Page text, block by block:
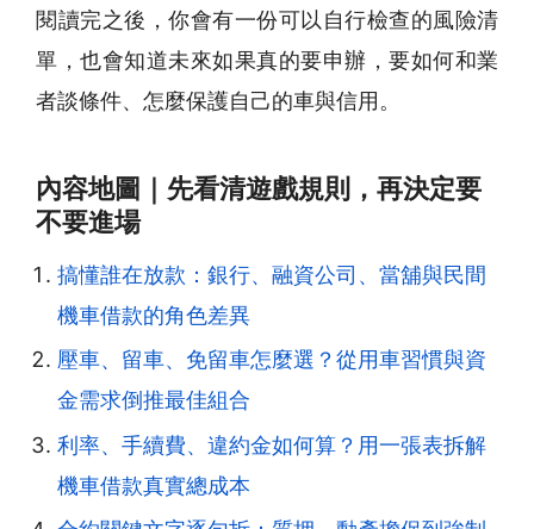
閱讀完之後，你會有一份可以自行檢查的風險清
單，也會知道未來如果真的要申辦，要如何和業
者談條件、怎麼保護自己的車與信用。
內容地圖｜先看清遊戲規則，再決定要
不要進場
搞懂誰在放款：銀行、融資公司、當舖與民間
機車借款的角色差異
壓車、留車、免留車怎麼選？從用車習慣與資
金需求倒推最佳組合
利率、手續費、違約金如何算？用一張表拆解
機車借款真實總成本